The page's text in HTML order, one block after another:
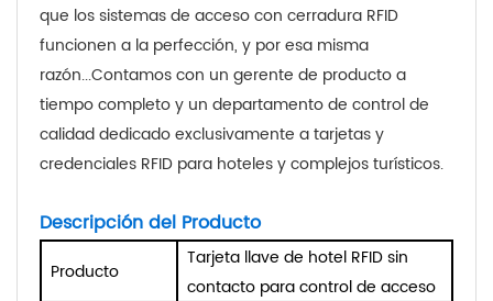
que los sistemas de acceso con cerradura RFID
funcionen a la perfección, y por esa misma
razón...Contamos con un gerente de producto a
tiempo completo y un departamento de control de
calidad dedicado exclusivamente a tarjetas y
credenciales RFID para hoteles y complejos turísticos.
Descripción del Producto
Producto
Tarjeta llave de hotel RFID sin
contacto para control de acceso